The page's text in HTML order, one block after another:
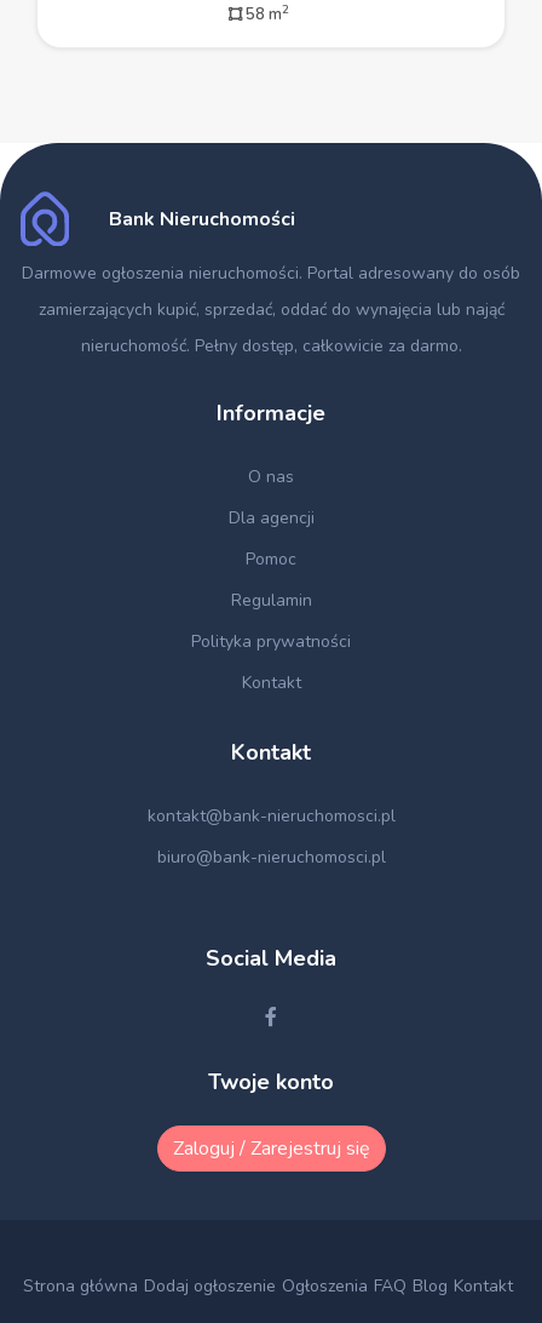
58 m2
Bank Nieruchomości
Darmowe ogłoszenia nieruchomości. Portal adresowany do osób
zamierzających kupić, sprzedać, oddać do wynajęcia lub nająć
nieruchomość. Pełny dostęp, całkowicie za darmo.
Informacje
O nas
Dla agencji
Pomoc
Regulamin
Polityka prywatności
Kontakt
Kontakt
kontakt@bank-nieruchomosci.pl
biuro@bank-nieruchomosci.pl
Social Media
Twoje konto
Zaloguj / Zarejestruj się
Strona główna Dodaj ogłoszenie Ogłoszenia FAQ Blog Kontakt